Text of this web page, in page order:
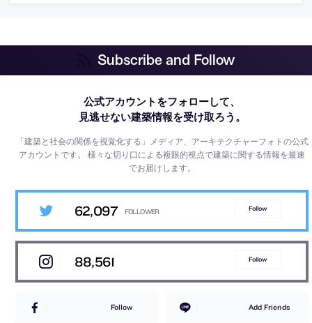
Subscribe and Follow
公式アカウントをフォローして、
見逃せない建築情報を受け取ろう。
「建築と社会の関係を視覚化する」メディア、アーキテクチャーフォトの公式
アカウントです。様々な切り口による複眼的視点で建築に関する情報を最速
でお届けします。
62,097 Follow
88,561 Follow
Follow Add Friends